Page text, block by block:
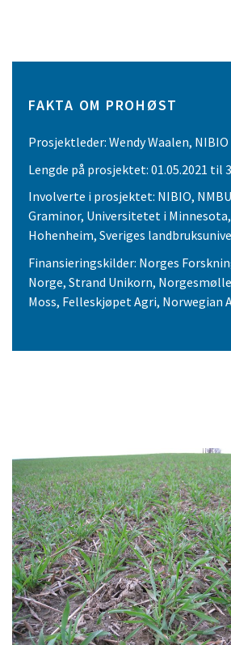
FAKTA OM PROHØST
Prosjektleder: Wendy Waalen, NIBIO
Lengde på prosjektet: 01.05.2021 til
Involverte i prosjektet: NIBIO,
Graminor, Universitetet i
Hohenheim, Sveriges
Finansieringskilder: Norges
Norge, Strand Unikorn,
Moss, Felleskjøpet Agri, Norwegian